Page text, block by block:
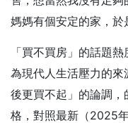
媽媽有個安定的家，於
「買不買房」的話題
為現代人生活壓力的
後更買不起」的論調
格，對照最新（2025